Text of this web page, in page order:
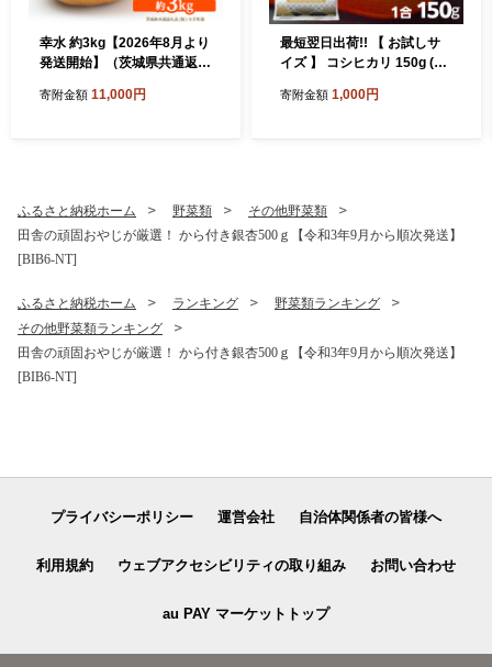
幸水 約3kg【2026年8月より
発送開始】（茨城県共通返礼
ギフト 贈り物 プレゼント フ
寄附金額 11,000円
最短翌日出荷!! 【 お試しサ
イズ 】 コシヒカリ 150g (15
産 お試し ♪ 1合 五つ星お米マ
寄附金額 1,000円
ふるさと納税ホーム 野菜類
その他野菜類
田舎の頑固おやじが厳選！ から付き銀杏500ｇ【令和3年9月から順次発送】
[BIB6-NT]
ふるさと納税ホーム ランキング
野菜類ランキング
その他野菜類ランキング
田舎の頑固おやじが厳選！ から付き銀杏500ｇ【令和3年9月から順次発送】
[BIB6-NT]
プライバシーポリシー 運営会社 自治体関係者の皆様へ
利用規約 ウェブアクセシビリティの取り組み お問い合わせ
au PAY マーケットトップ